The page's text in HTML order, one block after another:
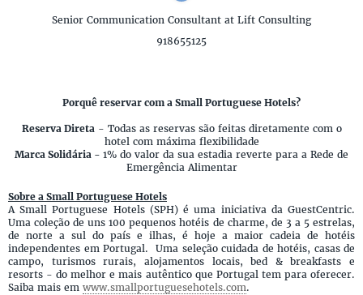
Senior Communication Consultant at Lift Consulting
918655125
Porquê reservar com a Small Portuguese Hotels?
Reserva Direta- Todas as reservas são feitas diretamente com o
hotel com máxima flexibilidade
Marca Solidária - 1% do valor da sua estadia reverte para a Rede de
Emergência Alimentar
Sobre a Small Portuguese Hotels
A Small Portuguese Hotels (SPH) é uma iniciativa da GuestCentric.
Uma coleção de uns 100 pequenos hotéis de charme, de 3 a 5 estrelas,
de norte a sul do país e ilhas, é hoje a maior cadeia de hotéis
independentes em Portugal. Uma seleção cuidada de hotéis, casas de
campo, turismos rurais, alojamentos locais, bed & breakfasts e
resorts - do melhor e mais autêntico que Portugal tem para oferecer.
Saiba mais em www.smallportuguesehotels.com.